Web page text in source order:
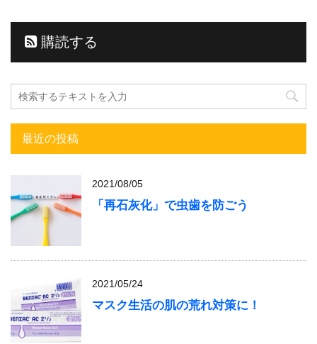
購読する
最近の投稿
2021/08/05
「再石灰化」で虫歯を防ごう
2021/05/24
マスク生活の肌の荒れ対策に！